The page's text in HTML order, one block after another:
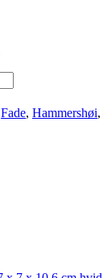
Fade, Hammershøi,